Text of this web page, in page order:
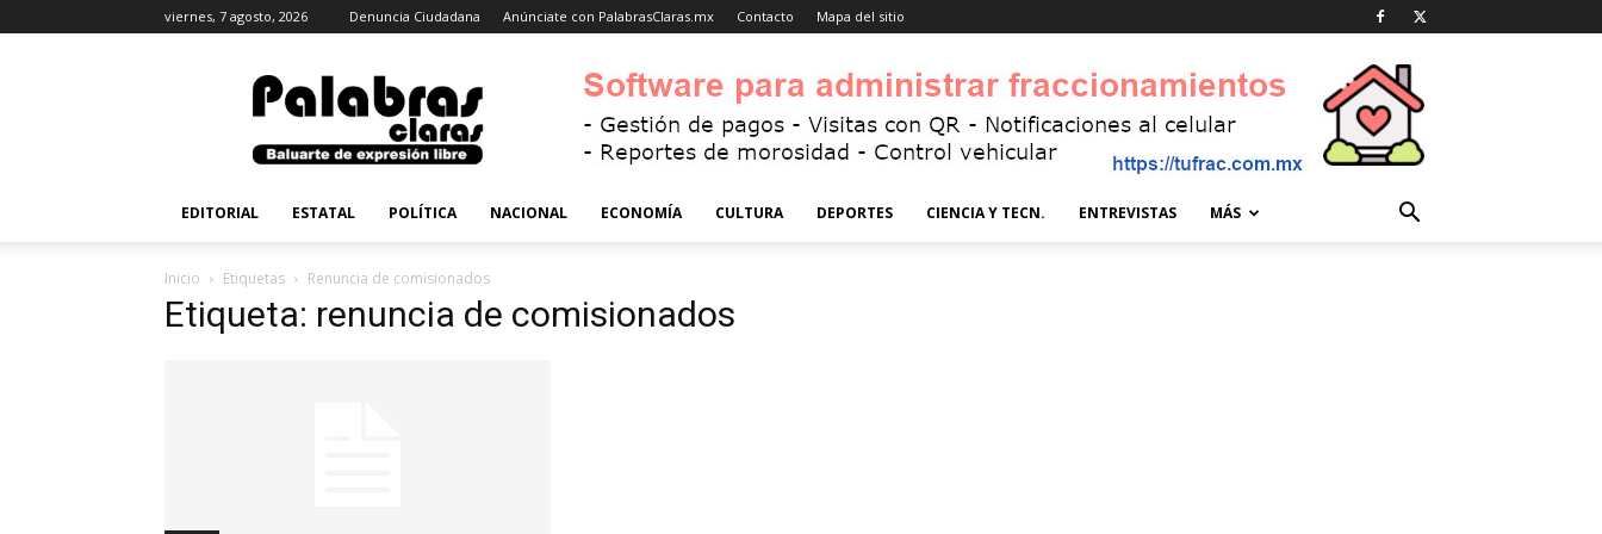
viernes, 7 agosto, 2026 Denuncia Ciudadana Anúnciate con PalabrasClaras.mx Contacto Mapa del sitio
PalabrasClaras.mx
EDITORIAL ESTATAL POLÍTICA NACIONAL ECONOMÍA CULTURA DEPORTES CIENCIA Y TECN. ENTREVISTAS MÁS
Inicio Etiquetas Renuncia de comisionados
Etiqueta: renuncia de comisionados